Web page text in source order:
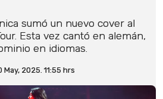
sumó un nuevo cover al
Esta vez cantó en alemán,
en idiomas.
May, 2025. 11:55 hrs